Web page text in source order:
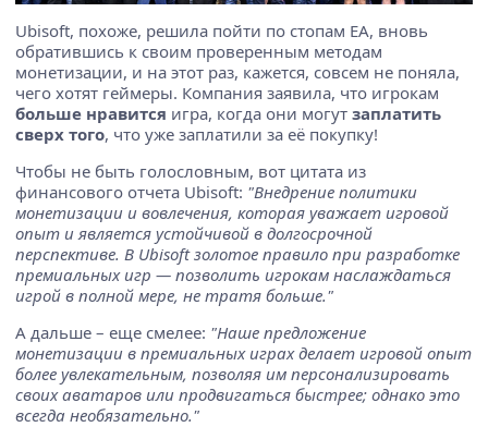
Ubisoft, похоже, решила пойти по стопам EA, вновь
обратившись к своим проверенным методам
монетизации, и на этот раз, кажется, совсем не поняла,
чего хотят геймеры. Компания заявила, что игрокам
больше нравится игра, когда они могут заплатить
сверх того, что уже заплатили за её покупку!
Чтобы не быть голословным, вот цитата из
финансового отчета Ubisoft: "Внедрение политики
монетизации и вовлечения, которая уважает игровой
опыт и является устойчивой в долгосрочной
перспективе. В Ubisoft золотое правило при разработке
премиальных игр — позволить игрокам наслаждаться
игрой в полной мере, не тратя больше."
А дальше – еще смелее: "Наше предложение
монетизации в премиальных играх делает игровой опыт
более увлекательным, позволяя им персонализировать
своих аватаров или продвигаться быстрее; однако это
всегда необязательно."